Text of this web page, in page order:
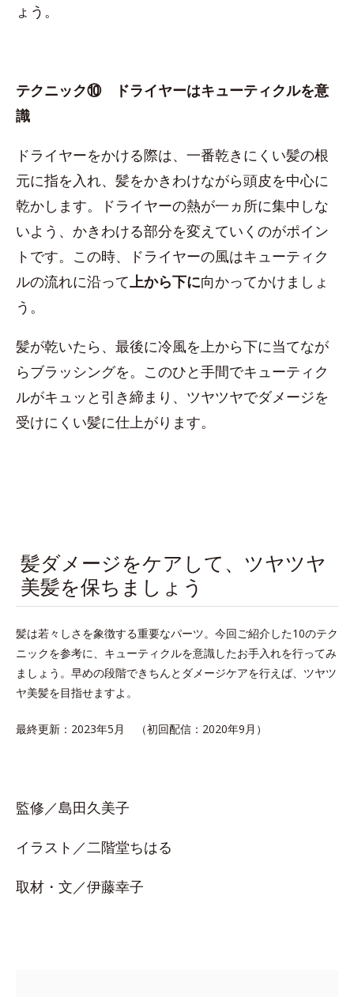
ょう。
テクニック⑩ ドライヤーはキューティクルを意
識
ドライヤーをかける際は、一番乾きにくい髪の根
元に指を入れ、髪をかきわけながら頭皮を中心に
乾かします。ドライヤーの熱が一ヵ所に集中しな
いよう、かきわける部分を変えていくのがポイン
トです。この時、ドライヤーの風はキューティク
ルの流れに沿って上から下に向かってかけましょ
う。
髪が乾いたら、最後に冷風を上から下に当てなが
らブラッシングを。このひと手間でキューティク
ルがキュッと引き締まり、ツヤツヤでダメージを
受けにくい髪に仕上がります。
髪ダメージをケアして、ツヤツヤ
美髪を保ちましょう
髪は若々しさを象徴する重要なパーツ。今回ご紹介した10のテク
ニックを参考に、キューティクルを意識したお手入れを行ってみ
ましょう。早めの段階できちんとダメージケアを行えば、ツヤツ
ヤ美髪を目指せますよ。
最終更新：2023年5月 （初回配信：2020年9月）
監修／島田久美子
イラスト／二階堂ちはる
取材・文／伊藤幸子